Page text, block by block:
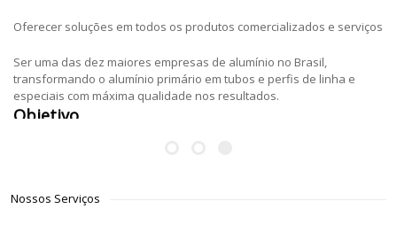
Ser uma das dez maiores empresas de alumínio no Brasil,
transformando o alumínio primário em tubos e perfis de linha e
especiais com máxima qualidade nos resultados.
Objetivo
Nossos Serviços